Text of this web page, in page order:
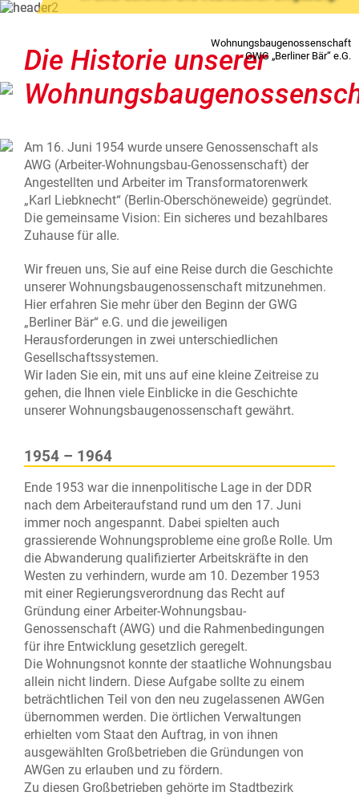
Während der Geschäftszeiten:
Mo bis Do 08:00 – 15:30 Uhr
Fr 08:00 – 12:00 Uhr
030 538921-0
Wenden Sie sich an unsere
Notfallkontakte
Zentrale:
Tel: 030 538921-0 oder
perE-Mail
Wir habenkeinefesten
Sprechzeiten. Bitte vereinbaren
Sietelefonischoder perE-Mail
einen persönlichen
Gesprächstermin.
Wohnungsbaugenossenschaft
GWG „Berliner Bär“ e.G.
Die Historie unserer
Am 16. Juni 1954 wurde unsere Genossenschaft als
AWG (Arbeiter-Wohnungsbau-Genossenschaft) der
Angestellten und Arbeiter im Transformatorenwerk
„Karl Liebknecht“ (Berlin-Oberschöneweide) gegründet.
Die gemeinsame Vision: Ein sicheres und bezahlbares
Zuhause für alle.
Wir freuen uns, Sie auf eine Reise durch die Geschichte
unserer Wohnungsbaugenossenschaft mitzunehmen.
Hier erfahren Sie mehr über den Beginn der GWG
„Berliner Bär“ e.G. und die jeweiligen
Herausforderungen in zwei unterschiedlichen
Gesellschaftssystemen.
Wir laden Sie ein, mit uns auf eine kleine Zeitreise zu
gehen, die Ihnen viele Einblicke in die Geschichte
unserer Wohnungsbaugenossenschaft gewährt.
1954 – 1964
Ende 1953 war die innenpolitische Lage in der DDR
nach dem Arbeiteraufstand rund um den 17. Juni
immer noch angespannt. Dabei spielten auch
grassierende Wohnungsprobleme eine große Rolle. Um
die Abwanderung qualifizierter Arbeitskräfte in den
Westen zu verhindern, wurde am 10. Dezember 1953
mit einer Regierungsverordnung das Recht auf
Gründung einer Arbeiter-Wohnungsbau-
Genossenschaft (AWG) und die Rahmenbedingungen
für ihre Entwicklung gesetzlich geregelt.
Die Wohnungsnot konnte der staatliche Wohnungsbau
allein nicht lindern. Diese Aufgabe sollte zu einem
beträchtlichen Teil von den neu zugelassenen AWGen
übernommen werden. Die örtlichen Verwaltungen
erhielten vom Staat den Auftrag, in von ihnen
ausgewählten Großbetrieben die Gründungen von
AWGen zu erlauben und zu fördern.
Zu diesen Großbetrieben gehörte im Stadtbezirk